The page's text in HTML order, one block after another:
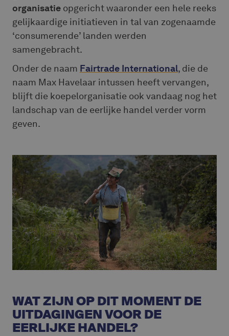
organisatie opgericht waaronder een hele reeks
gelijkaardige initiatieven in tal van zogenaamde
‘consumerende’ landen werden
samengebracht.
Onder de naam Fairtrade International, die de
naam Max Havelaar intussen heeft vervangen,
blijft die koepelorganisatie ook vandaag nog het
landschap van de eerlijke handel verder vorm
geven.
WAT ZIJN OP DIT MOMENT DE
UITDAGINGEN VOOR DE
EERLIJKE HANDEL?